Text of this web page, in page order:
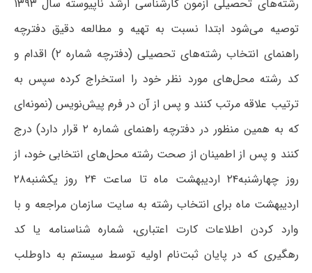
رشته‌های تحصیلی آزمون کارشناسی ارشد ناپیوسته سال ۱۳۹۳
توصیه می‌شود ابتدا نسبت به تهیه و مطالعه دقیق دفترچه
راهنمای انتخاب رشته‌های تحصیلی (دفترچه شماره ۲) اقدام و
کد رشته محل‌های مورد نظر خود را استخراج کرده سپس به
ترتیب علاقه مرتب کنند و پس از آن در فرم پیش‌نویس (نمونه‌ای
که به همین منظور در دفترچه راهنمای شماره ۲ قرار دارد) درج
کنند و پس از اطمینان از صحت رشته محل‌های انتخابی خود، از
روز چهار‌شنبه۲۴ اردیبهشت ماه تا ساعت ۲۴ روز یکشنبه۲۸
اردیبهشت ماه برای انتخاب رشته به سایت سازمان مراجعه و با
وارد کردن اطلاعات کارت اعتباری، شماره شناسنامه یا کد
رهگیری که در پایان ثبت‌نام اولیه توسط سیستم به داوطلب